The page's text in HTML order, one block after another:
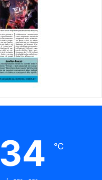
34 ℃